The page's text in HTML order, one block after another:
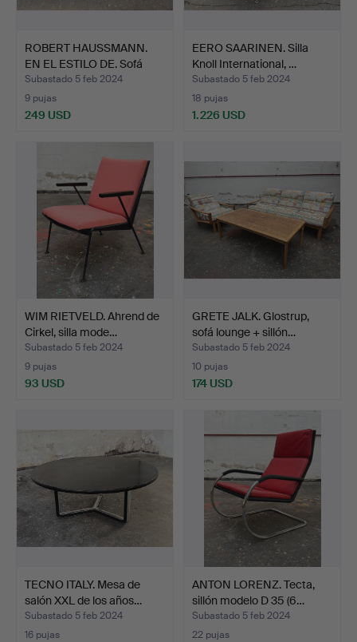
ROBERT HAUSSMANN.
EN EL ESTILO DE. Sofá
Tw…
Subastado 5 feb 2024
9 pujas
249 USD
EERO SAARINEN. Silla
Knoll International, …
Subastado 5 feb 2024
18 pujas
1.226 USD
WIM RIETVELD. Ahrend de
Cirkel, silla mode…
Subastado 5 feb 2024
9 pujas
93 USD
GRETE JALK. Glostrup,
sofá lounge + sillón…
Subastado 5 feb 2024
10 pujas
174 USD
TECNO ITALY. Mesa de
salón XXL de los años…
Subastado 5 feb 2024
16 pujas
ANTON LORENZ. Tecta,
sillón modelo D 35 (6…
Subastado 5 feb 2024
22 pujas